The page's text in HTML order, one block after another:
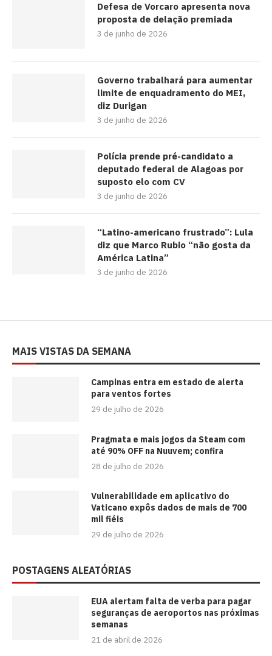
Defesa de Vorcaro apresenta nova
proposta de delação premiada
3 de junho de 2026
Governo trabalhará para aumentar
limite de enquadramento do MEI,
diz Durigan
3 de junho de 2026
Polícia prende pré-candidato a
deputado federal de Alagoas por
suposto elo com CV
3 de junho de 2026
“Latino-americano frustrado”: Lula
diz que Marco Rubio “não gosta da
América Latina”
3 de junho de 2026
MAIS VISTAS DA SEMANA
Campinas entra em estado de alerta
para ventos fortes
29 de julho de 2026
Pragmata e mais jogos da Steam com
até 90% OFF na Nuuvem; confira
28 de julho de 2026
Vulnerabilidade em aplicativo do
Vaticano expôs dados de mais de 700
mil fiéis
29 de julho de 2026
POSTAGENS ALEATÓRIAS
EUA alertam falta de verba para pagar
seguranças de aeroportos nas próximas
semanas
21 de abril de 2026